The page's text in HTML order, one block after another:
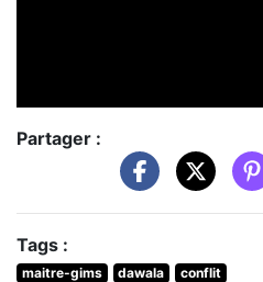
Partager :
Tags :
maitre-gims dawala conflit